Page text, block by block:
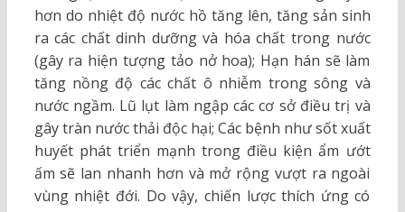
hơn do nhiệt độ nước hồ tăng lên, tăng sản sinh
ra các chất dinh dưỡng và hóa chất trong nước
(gây ra hiện tượng tảo nở hoa); Hạn hán sẽ làm
tăng nồng độ các chất ô nhiễm trong sông và
nước ngầm. Lũ lụt làm ngập các cơ sở điều trị và
gây tràn nước thải độc hại; Các bệnh như sốt xuất
huyết phát triển mạnh trong điều kiện ẩm ướt
ấm sẽ lan nhanh hơn và mở rộng vượt ra ngoài
vùng nhiệt đới. Do vậy, chiến lược thích ứng có